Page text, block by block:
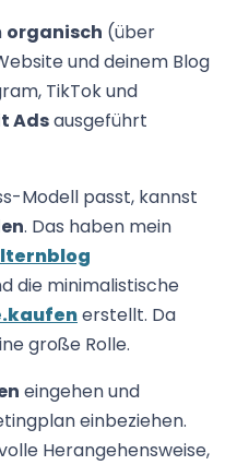
organisch (über
und deinem Blog
TikTok und
Adsausgeführt
Modell passt, kannst
. Das haben mein
die minimalistische
erstellt. Da
große Rolle.
eingehen und
einbeziehen.
Herangehensweise,